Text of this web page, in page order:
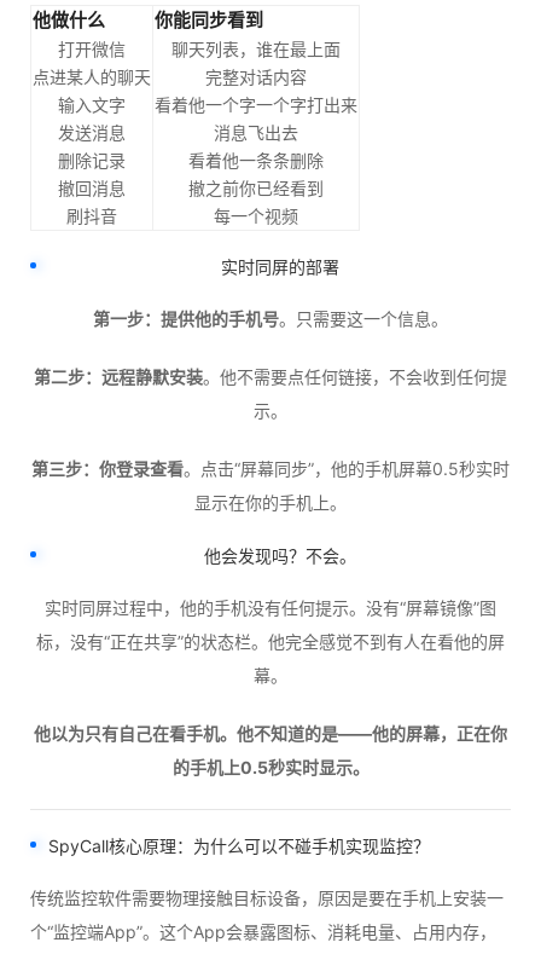
他做什么 你能同步看到
打开微信
聊天列表，谁在最上面
点进某人的聊天
完整对话内容
输入文字
看着他一个字一个字打出来
发送消息
消息飞出去
删除记录
看着他一条条删除
撤回消息
撤之前你已经看到
刷抖音
每一个视频
实时同屏的部署
第一步：提供他的手机号。只需要这一个信息。
第二步：远程静默安装。他不需要点任何链接，不会收到任何提
示。
第三步：你登录查看。点击“屏幕同步”，他的手机屏幕0.5秒实时
显示在你的手机上。
他会发现吗？不会。
实时同屏过程中，他的手机没有任何提示。没有“屏幕镜像”图
标，没有“正在共享”的状态栏。他完全感觉不到有人在看他的屏
幕。
他以为只有自己在看手机。他不知道的是——他的屏幕，正在你
的手机上0.5秒实时显示。
SpyCall核心原理：为什么可以不碰手机实现监控？
传统监控软件需要物理接触目标设备，原因是要在手机上安装一
个“监控端App”。这个App会暴露图标、消耗电量、占用内存，